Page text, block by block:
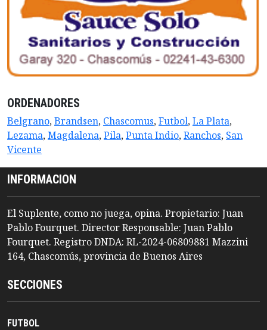
ORDENADORES
Belgrano,Brandsen, Chascomus,Futbol,La Plata,
Lezama,Magdalena,Pila,Punta Indio,Ranchos, San
Vicente
INFORMACION
El Suplente, como no juega, opina. Propietario: Juan
Pablo Fourquet. Director Responsable: Juan Pablo
Fourquet. Registro DNDA: RL-2024-06809881 Mazzini
164, Chascomús, provincia de Buenos Aires
SECCIONES
FUTBOL